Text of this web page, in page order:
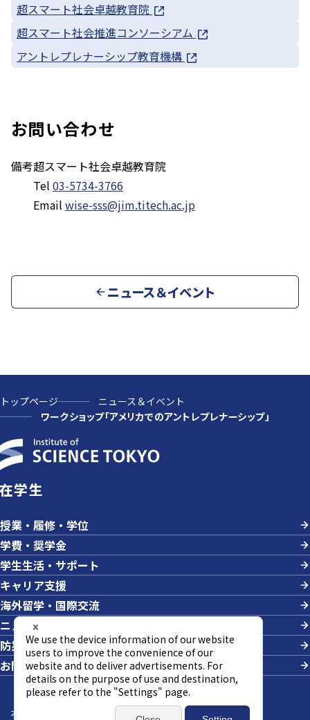
超スマート社会卓越教育院
超スマート社会推進コンソーシアム
アントレプレナーシップ教育機構
お問い合わせ
備考超スマート社会卓越教育院
Tel 03-5734-3766
Email wise-sss@jim.titech.ac.jp
ニュース＆イベント
トップページ
ニュース＆イベント
ワークショップ「アメリカでのアントレプレナーシップ」
在学生
授業・履修・学位
学費・奨学金
学生生活・サポート
キャリア支援
海外留学・国際交流
ニュース＆イベント
防災・危機管理
お問い合わせ
本サイトについて 個人情報の取り扱い